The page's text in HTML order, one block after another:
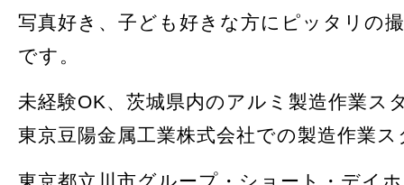
写真好き、子ども好きな方にピッタリの
です。
未経験OK、茨城県内のアルミ製造作業ス
東京豆陽金属工業株式会社での製造作業